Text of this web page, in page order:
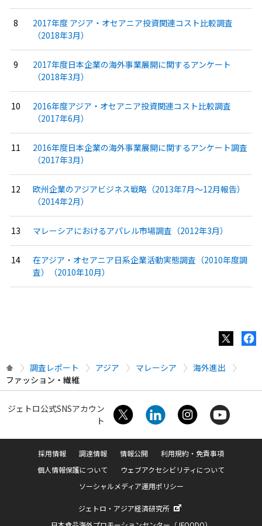
2017年度 アジア・オセアニア投資関連コスト比較調査
（2018年3月）
2017年度日本企業の海外事業展開に関するアンケート
（2018年3月）
2016年度アジア・オセアニア投資関連コスト比較調査
（2017年6月）
2016年度日本企業の海外事業展開に関するアンケート調査
（2017年3月）
欧州企業のアジアビジネス戦略（2013年7月〜12月報告）
（2014年2月）
マレーシアにおけるアパレル市場調査（2012年3月）
在アジア・オセアニア日系企業活動実態調査（2010年度調
査）（2010年10月）
調査レポート アジア マレーシア
海外進出
ファッション・繊維
ジェトロ公式SNSアカウン
ト
採用情報 調達情報 情報公開
利用規約・免責事項
個人情報保護について
ウェブアクセシビリティについて
ソーシャルメディア運用ポリシー
ジェトロ・アジア経済研究所